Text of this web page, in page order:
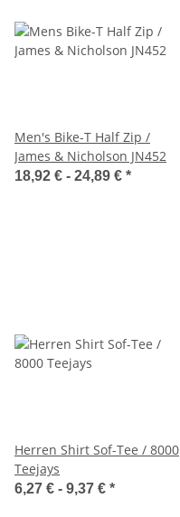
Men's Bike-T Half Zip /
James & Nicholson JN452
18,92 € - 24,89 € *
Herren Shirt Sof-Tee / 8000
Teejays
6,27 € - 9,37 € *